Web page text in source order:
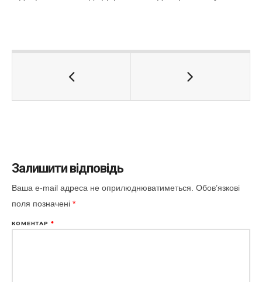
Залишити відповідь
Ваша e-mail адреса не оприлюднюватиметься. Обов’язкові
поля позначені *
КОМЕНТАР *